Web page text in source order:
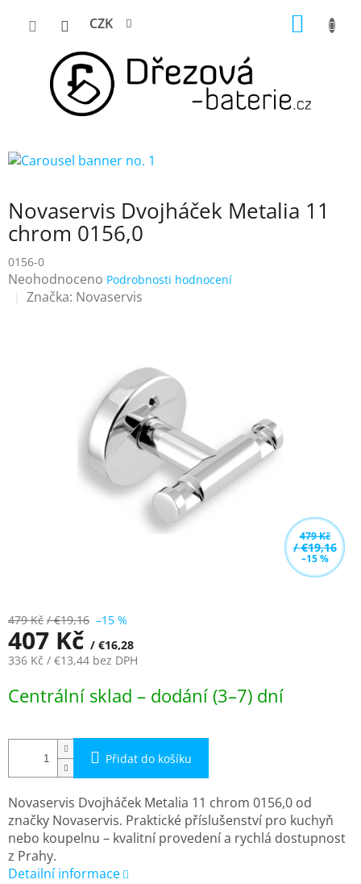
CZK
Novaservis Dvojháček Metalia 11
chrom 0156,0
0156-0
Průměrné
hodnocení
Neohodnoceno Podrobnosti hodnocení
Značka: Novaservis
479 Kč
/ €19,16
–15 %
479 Kč / €19,16 –15 %
407 Kč / €16,28
336 Kč / €13,44 bez DPH
cena:
Centrální sklad – dodání (3–7) dní
Přidat do košíku
Novaservis Dvojháček Metalia 11 chrom 0156,0 od
značky Novaservis. Praktické příslušenství pro kuchyň
nebo koupelnu – kvalitní provedení a rychlá dostupnost
z Prahy.
Detailní informace